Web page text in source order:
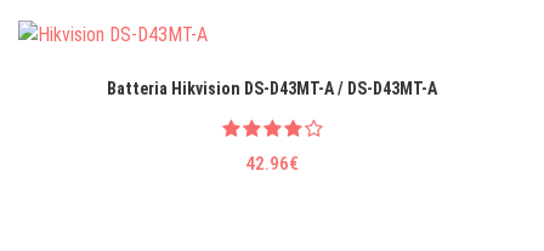
Batteria Hikvision DS-D43MT-A / DS-D43MT-A
42.96€